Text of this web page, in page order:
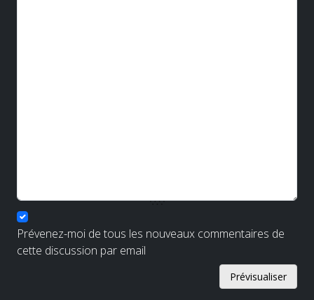
Prévenez-moi de tous les nouveaux commentaires de
cette discussion par email